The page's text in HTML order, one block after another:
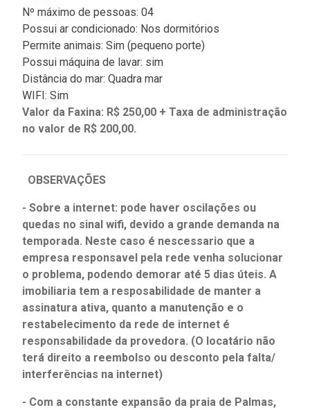
Nº máximo de pessoas: 04
Possui ar condicionado: Nos dormitórios
Permite animais: Sim (pequeno porte)
Possui máquina de lavar: sim
Distância do mar: Quadra mar
WIFI: Sim
Valor da Faxina: R$ 250,00 + Taxa de administração
no valor de R$ 200,00.
OBSERVAÇÕES
- Sobre a internet: pode haver oscilações ou
quedas no sinal wifi, devido a grande demanda na
temporada. Neste caso é nescessario que a
empresa responsavel pela rede venha solucionar
o problema, podendo demorar até 5 dias úteis. A
imobiliaria tem a resposabilidade de manter a
assinatura ativa, quanto a manutenção e o
restabelecimento da rede de internet é
responsabilidade da provedora. (O locatário não
terá direito a reembolso ou desconto pela falta/
interferências na internet)
- Com a constante expansão da praia de Palmas,